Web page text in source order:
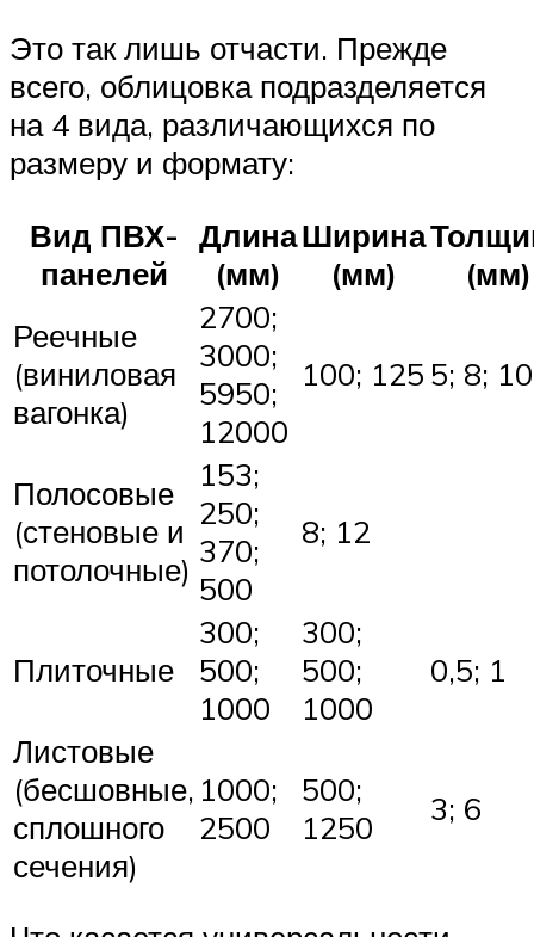
Это так лишь отчасти. Прежде
всего, облицовка подразделяется
на 4 вида, различающихся по
размеру и формату:
Вид ПВХ-
панелей
Длина
(мм)
Ширина
(мм)
(мм)
Реечные
(виниловая
вагонка)
2700;
3000;
5950;
12000
100; 125 5; 8; 10
Полосовые
(стеновые и
потолочные)
153;
250;
370;
500
8; 12
Плиточные
300;
500;
1000
300;
500;
1000
0,5; 1
Листовые
(бесшовные,
сплошного
сечения)
1000;
2500
500;
1250
3; 6